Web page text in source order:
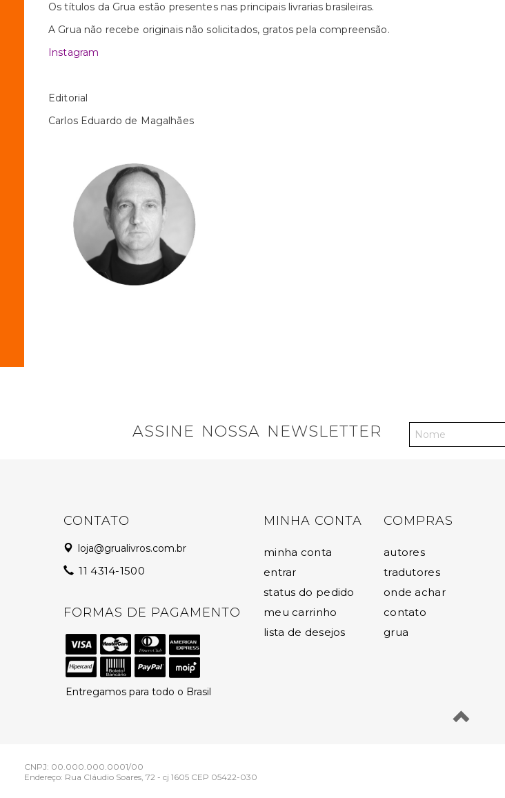
Os títulos da Grua estão presentes nas principais livrarias brasileiras.
A Grua não recebe originais não solicitados, gratos pela compreensão.
Instagram
Editorial
Carlos Eduardo de Magalhães
ASSINE NOSSA NEWSLETTER
CONTATO
loja@grualivros.com.br
11 4314-1500
FORMAS DE PAGAMENTO
Entregamos para todo o Brasil
MINHA CONTA
minha conta
entrar
status do pedido
meu carrinho
lista de desejos
COMPRAS
autores
tradutores
onde achar
contato
grua
CNPJ: 00.000.000.0001/00
Endereço: Rua Cláudio Soares, 72 - cj 1605 CEP 05422-030